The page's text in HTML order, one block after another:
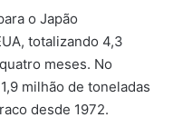
o Japão
totalizando 4,3
meses. No
milhão de toneladas
desde 1972.